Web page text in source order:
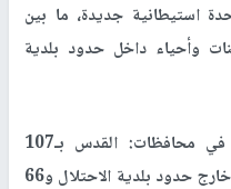
في حين تم إيداع 14129 وحدة استيطانية جديدة، ما بين
وأحياء داخل حدود بلدية
وأضاف أن هذه المخططات تركزت في محافظات: القدس بـ107
مخططات هيكلية (بواقع 41 مخططاً خارج حدود بلدية الاحتلال و66